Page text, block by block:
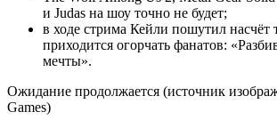
и Judas на шоу точно не будет;
в ходе стрима Кейли пошутил насчёт
приходится огорчать фанатов:
мечты».
Ожидание продолжается (источник
Games)